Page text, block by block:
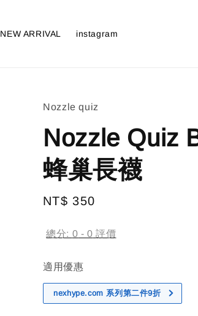
NEW ARRIVAL instagram
Nozzle quiz
Nozzle Quiz
蜂巢長襪
Regular
NT$ 350
總分: 0 -0 評價
適用優惠
nexhype.com 系列第二件9折